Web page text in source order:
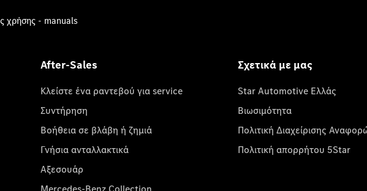
χρήσης - manuals
After-Sales
Κλείστε ένα ραντεβού για service
Συντήρηση
Βοήθεια σε βλάβη ή ζημιά
Γνήσια ανταλλακτικά
Αξεσουάρ
Mercedes-Benz Collection
Σχετικά με μας
Star Automotive Ελλάς
Βιωσιμότητα
Πολιτική Διαχείρισης
Πολιτική απορρήτου 5Star